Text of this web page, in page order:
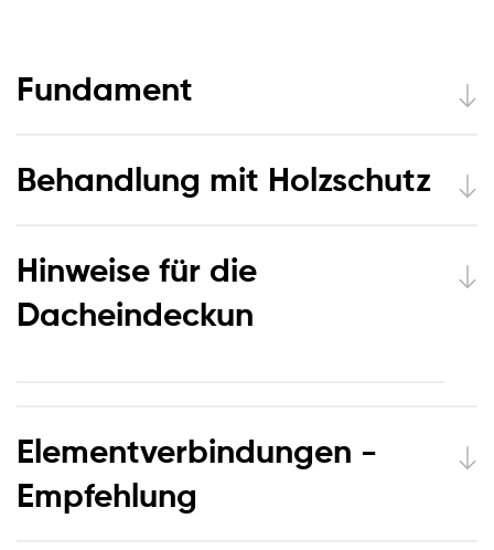
Fundament
Behandlung mit Holzschutz
Hinweise für die
Dacheindeckun
Elementverbindungen -
Empfehlung